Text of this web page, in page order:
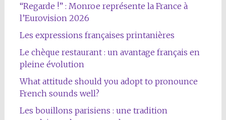
“Regarde !” : Monroe représente la France à
l’Eurovision 2026
Les expressions françaises printanières
Le chèque restaurant : un avantage français en
pleine évolution
What attitude should you adopt to pronounce
French sounds well?
Les bouillons parisiens : une tradition